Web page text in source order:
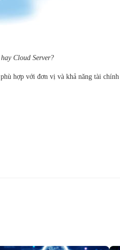
Cloud Server?
hợp với đơn vị và khả năng tài